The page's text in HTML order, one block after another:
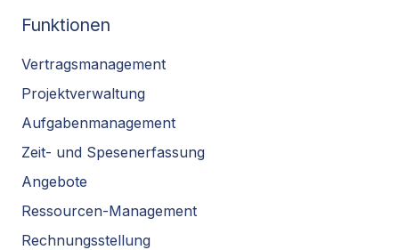
Funktionen
Vertragsmanagement
Projektverwaltung
Aufgabenmanagement
Zeit- und Spesenerfassung
Angebote
Ressourcen-Management
Rechnungsstellung